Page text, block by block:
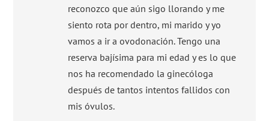
reconozco que aún sigo llorando y me
siento rota por dentro, mi marido y yo
vamos a ir a ovodonación. Tengo una
reserva bajísima para mi edad y es lo que
nos ha recomendado la ginecóloga
después de tantos intentos fallidos con
mis óvulos.